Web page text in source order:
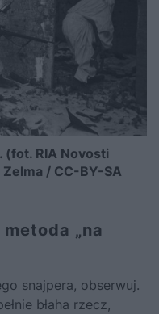
(fot. RIA Novosti
/ CC-BY-SA
„na
snajpera, obserwuj.
błaha rzecz,